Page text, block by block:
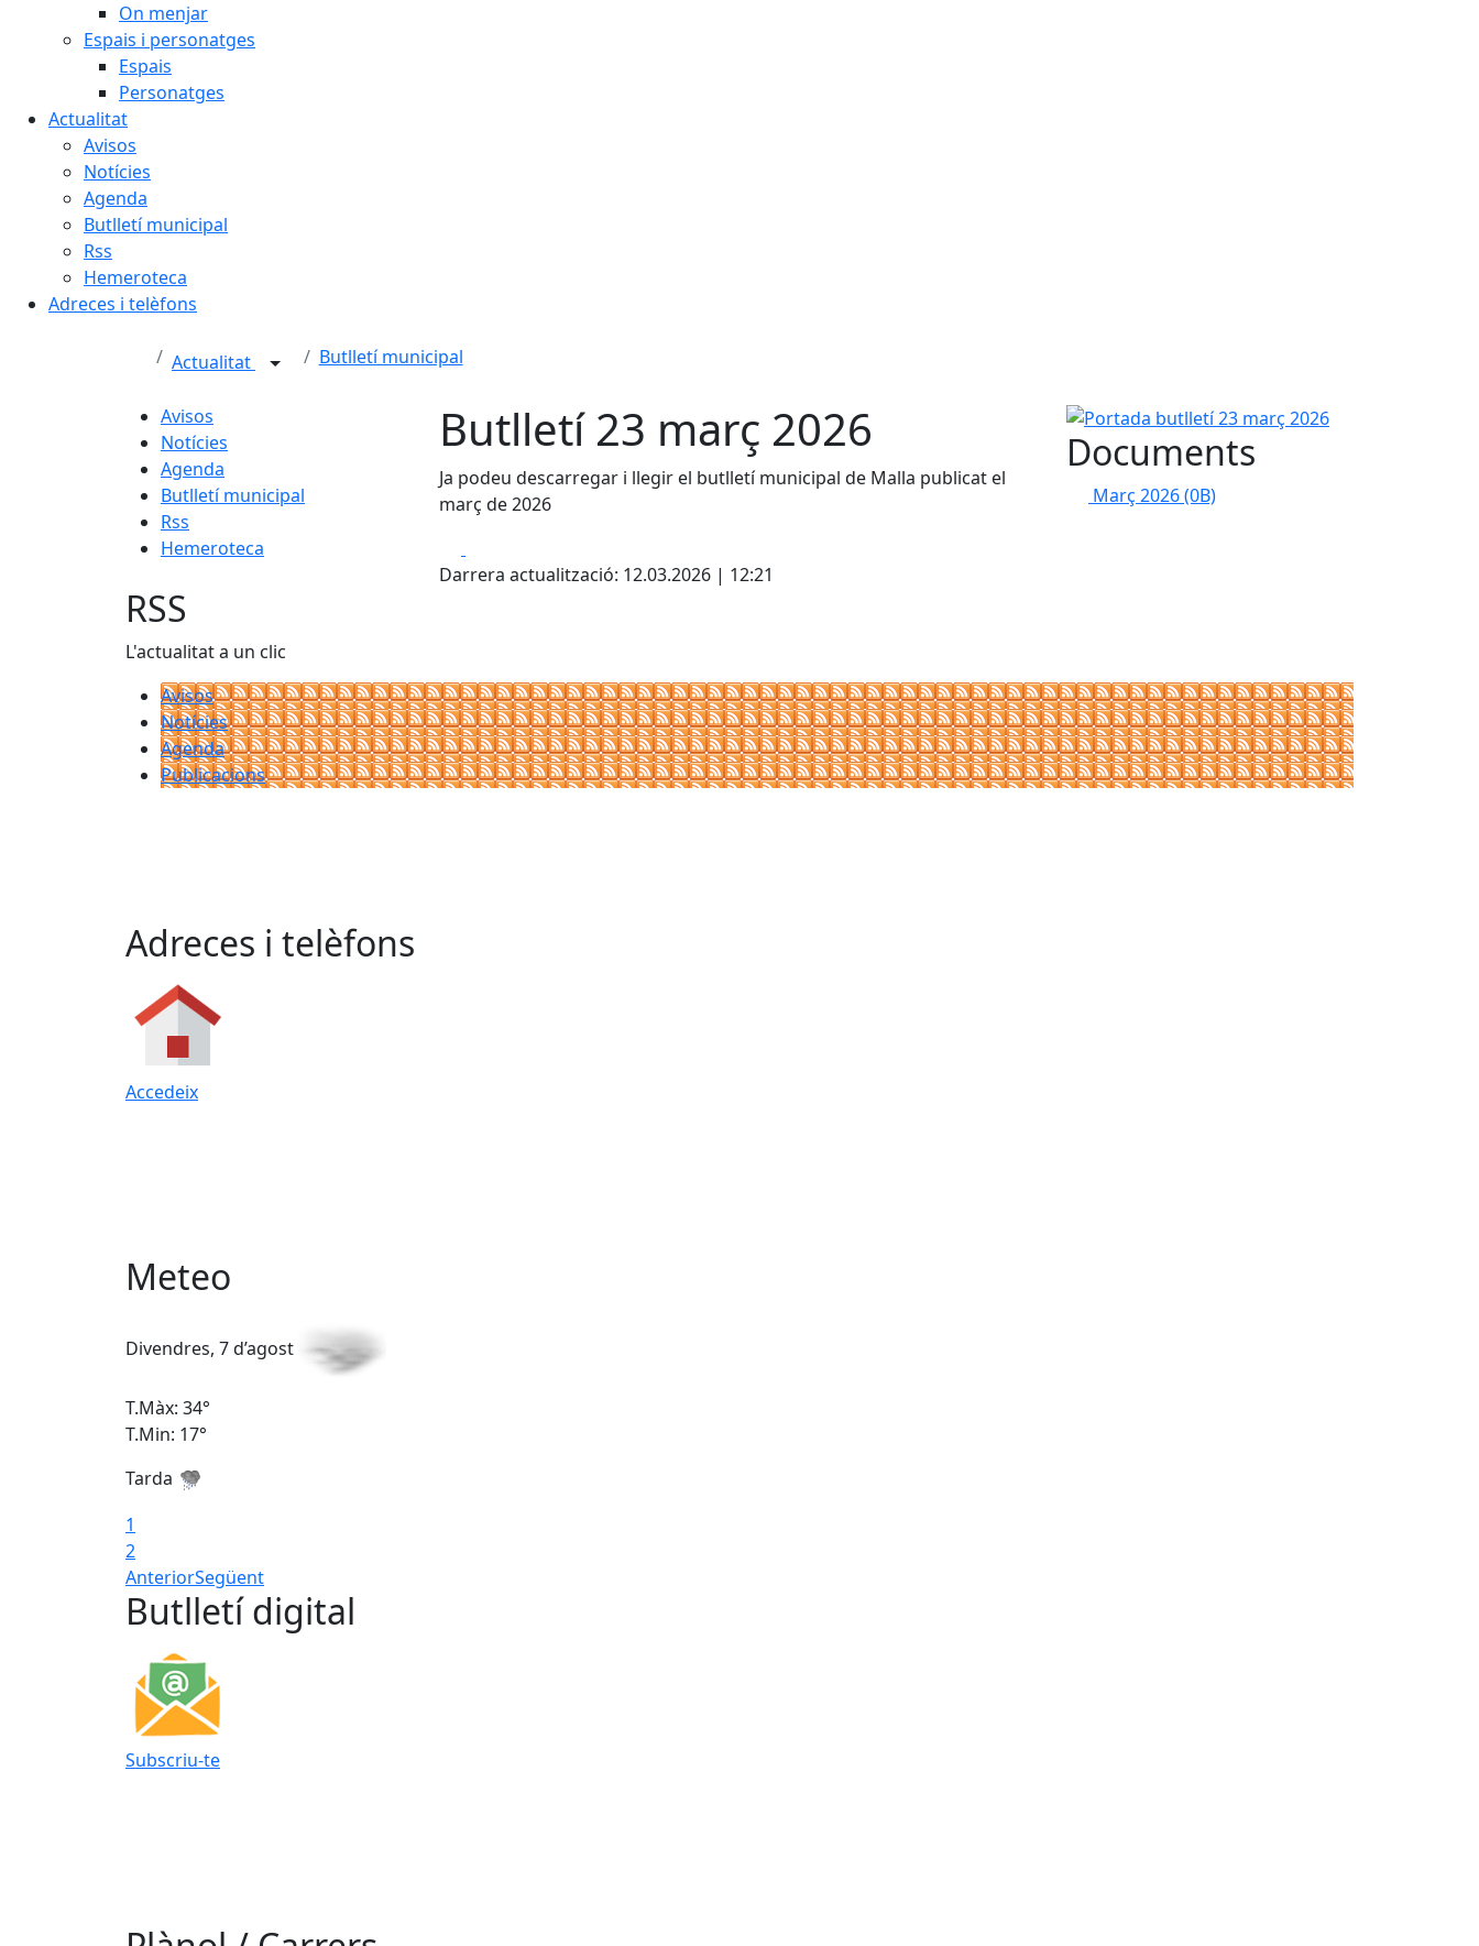
On menjar
Espais i personatges
Espais
Personatges
Actualitat
Avisos
Notícies
Agenda
Butlletí municipal
Rss
Hemeroteca
Adreces i telèfons
Actualitat Butlletí municipal
Avisos
Notícies
Agenda
Butlletí municipal
Rss
Hemeroteca
Butlletí 23 març 2026
Ja podeu descarregar i llegir el butlletí municipal de Malla publicat el
març de 2026
Darrera actualització: 12.03.2026 | 12:21
Portada butlletí 23 març 2026
Documents
Març 2026(0B)
RSS
L'actualitat a un clic
Avisos
Notícies
Agenda
Publicacions
Adreces i telèfons
Accedeix
Meteo
Divendres, 7 d’agost
T.Màx: 34°
T.Min: 17°
Tarda
1
2
AnteriorSegüent
Butlletí digital
Subscriu-te